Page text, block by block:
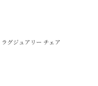
グジュアリー チェア